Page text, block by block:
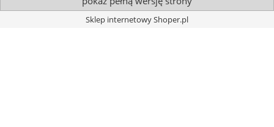
Sklep internetowy Shoper.pl